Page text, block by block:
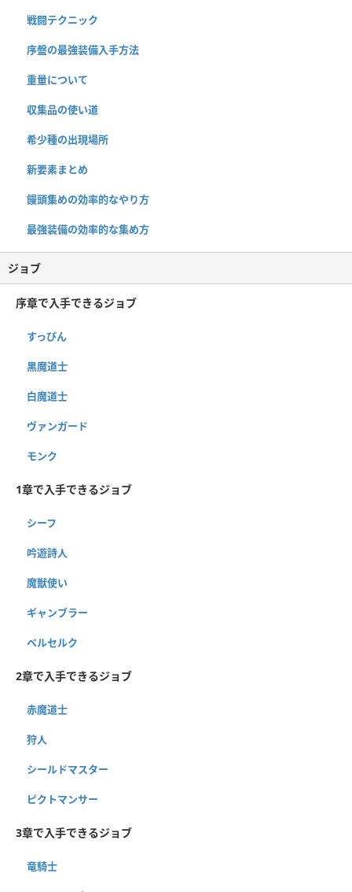
戦闘テクニック
序盤の最強装備入手方法
重量について
収集品の使い道
希少種の出現場所
新要素まとめ
饅頭集めの効率的なやり方
最強装備の効率的な集め方
ジョブ
序章で入手できるジョブ
すっぴん
黒魔道士
白魔道士
ヴァンガード
モンク
1章で入手できるジョブ
シーフ
吟遊詩人
魔獣使い
ギャンブラー
ベルセルク
2章で入手できるジョブ
赤魔道士
狩人
シールドマスター
ピクトマンサー
3章で入手できるジョブ
竜騎士